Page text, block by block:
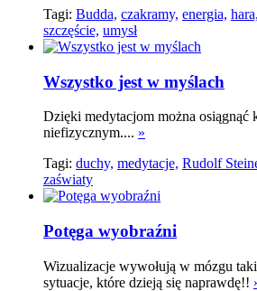
Tagi: Budda, czakramy, energia, hara,
szczęście, umysł
Wszystko jest w myślach
Dzięki medytacjom można osiągnąć
niefizycznym.... »
Tagi: duchy, medytacje, Rudolf
zaświaty
Potęga wyobraźni
Wizualizacje wywołują w mózgu
sytuacje, które dzieją się naprawdę!!